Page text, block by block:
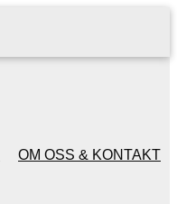
OM OSS & KONTAKT